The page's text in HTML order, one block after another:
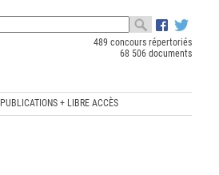
489 concours répertoriés
68 506 documents
PUBLICATIONS + LIBRE ACCÈS